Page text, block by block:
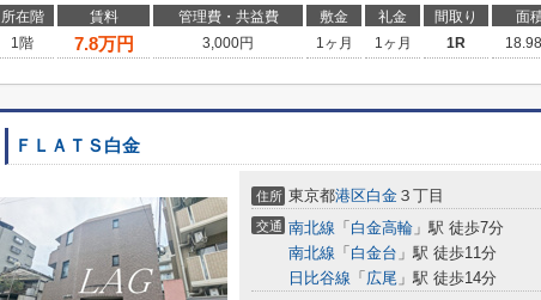
所在階 賃料 管理費・共益費 敷金 礼金 間取り 面
1階
7.8万円 3,000円 1ヶ月 1ヶ月 1R
ＦＬＡＴＳ白金
住所 東京都港区白金 ３丁目
交通 南北線 「 白金高輪 」駅 徒歩7分
南北線 「 白金台 」駅 徒歩11分
日比谷線 「 広尾 」駅 徒歩14分